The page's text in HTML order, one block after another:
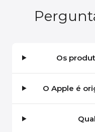
Os
O Apple é